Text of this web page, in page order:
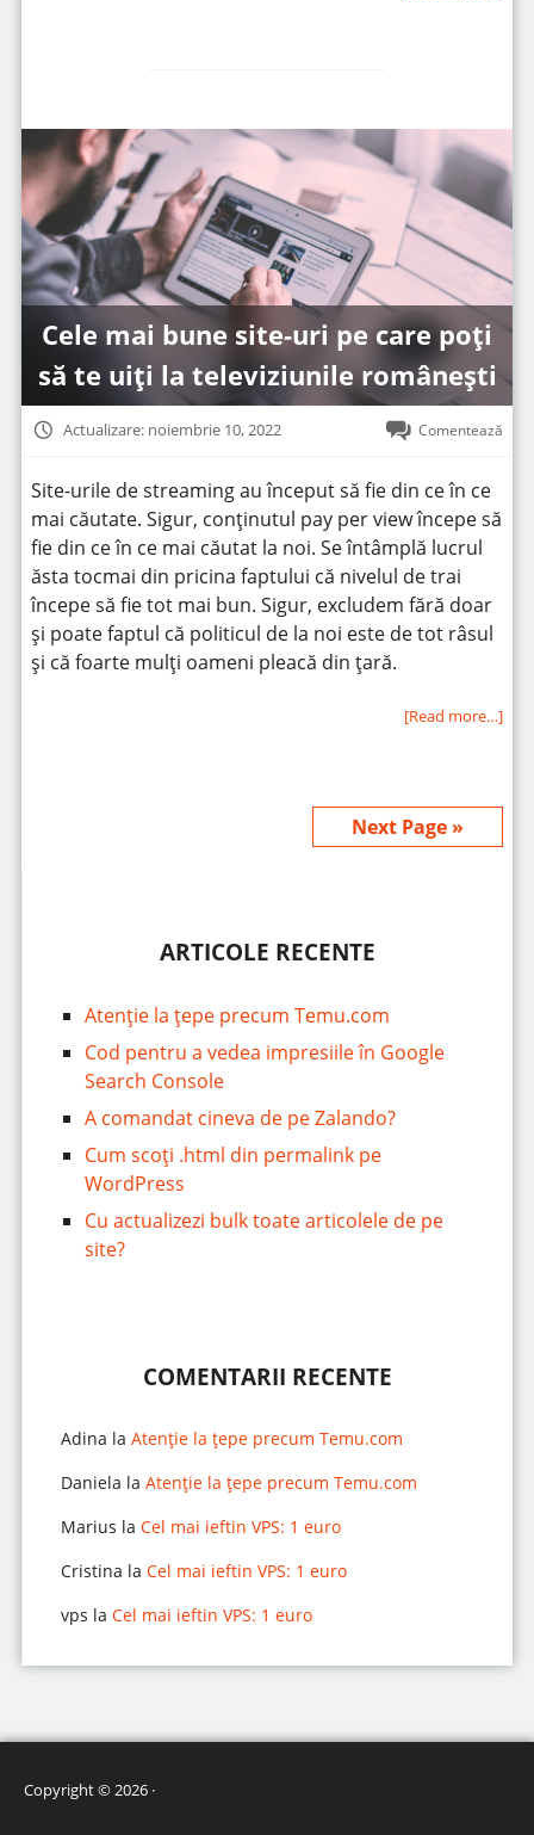
Cele mai bune site-uri pe care poți
să te uiți la televiziunile românești
Actualizare: noiembrie 10, 2022 Comentează
Site-urile de streaming au început să fie din ce în ce
mai căutate. Sigur, conținutul pay per view începe să
fie din ce în ce mai căutat la noi. Se întâmplă lucrul
ăsta tocmai din pricina faptului că nivelul de trai
începe să fie tot mai bun. Sigur, excludem fără doar
și poate faptul că politicul de la noi este de tot râsul
și că foarte mulți oameni pleacă din țară.
[Read more…]
Next Page »
ARTICOLE RECENTE
Atenție la țepe precum Temu.com
Cod pentru a vedea impresiile în Google
Search Console
A comandat cineva de pe Zalando?
Cum scoți .html din permalink pe
WordPress
Cu actualizezi bulk toate articolele de pe
site?
COMENTARII RECENTE
Adina la Atenție la țepe precum Temu.com
Daniela la Atenție la țepe precum Temu.com
Marius la Cel mai ieftin VPS: 1 euro
Cristina la Cel mai ieftin VPS: 1 euro
vps la Cel mai ieftin VPS: 1 euro
Copyright © 2026 ·